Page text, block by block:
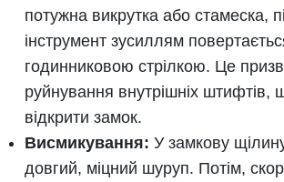
потужна викрутка або стамеска,
інструмент зусиллям
годинниковою стрілкою. Це
руйнування внутрішніх штифтів,
відкрити замок.
Висмикування: У замкову
довгий, міцний шуруп. Потім,